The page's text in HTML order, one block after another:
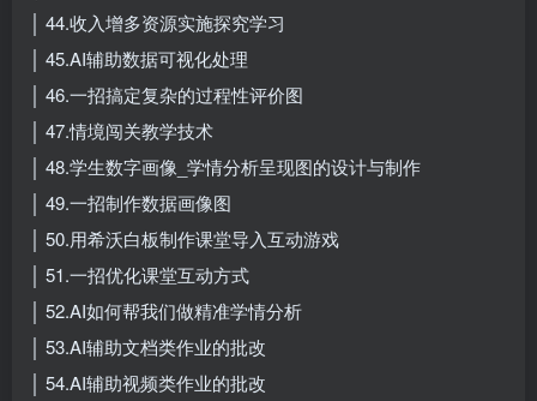
│ 44.收入增多资源实施探究学习
│ 45.AI辅助数据可视化处理
│ 46.一招搞定复杂的过程性评价图
│ 47.情境闯关教学技术
│ 48.学生数字画像_学情分析呈现图的设计与制作
│ 49.一招制作数据画像图
│ 50.用希沃白板制作课堂导入互动游戏
│ 51.一招优化课堂互动方式
│ 52.AI如何帮我们做精准学情分析
│ 53.AI辅助文档类作业的批改
│ 54.AI辅助视频类作业的批改